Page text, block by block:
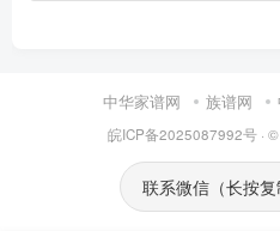
中华家谱网 族谱网
皖ICP备2025087992号·
联系微信（长按复